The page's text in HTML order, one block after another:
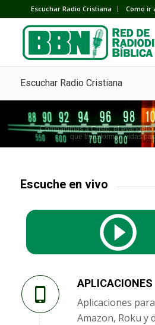
Escuchar Radio Cristiana Como ir
Escuchar Radio Cristiana
Compartimos a Cristo, el
que transforman vidas
Escuche en vivo
APLICACIONES
Aplicaciones
Amazon, Roku y